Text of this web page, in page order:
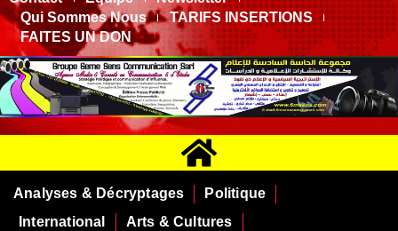
Qui Sommes Nous
TARIFS INSERTIONS
FAITES UN DON
Analyses & Décryptages
Politique
International
Arts & Cultures